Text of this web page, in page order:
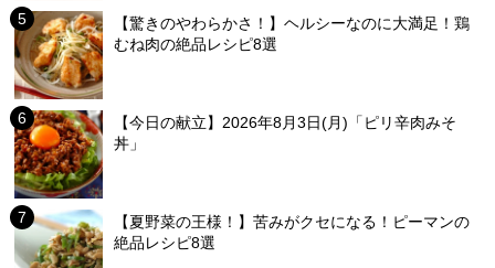
【驚きのやわらかさ！】ヘルシーなのに大満足！鶏
むね肉の絶品レシピ8選
【今日の献立】2026年8月3日(月)「ピリ辛肉みそ
丼」
【夏野菜の王様！】苦みがクセになる！ピーマンの
絶品レシピ8選